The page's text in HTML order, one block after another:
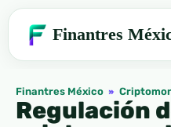
Finantres
Finantres México »
Regulación